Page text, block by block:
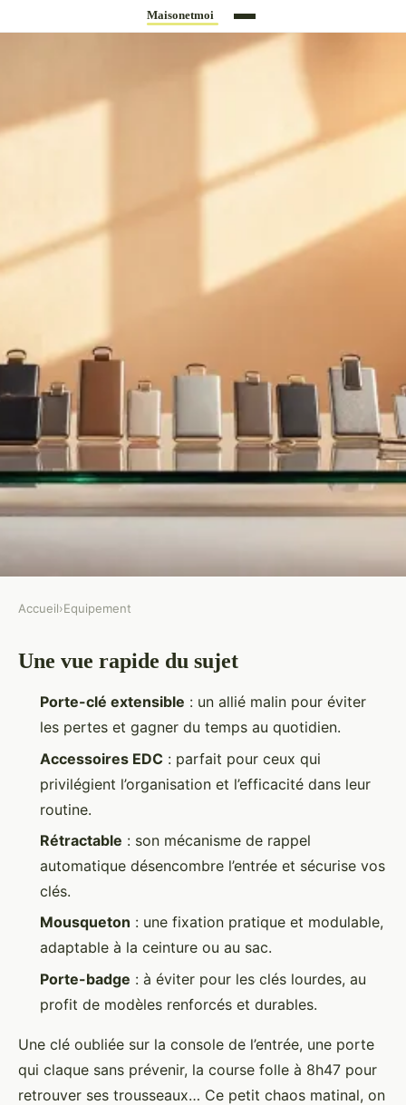
EQUIPEMENT
Top 5 porte-clés extensibles à
découvrir et acheter en 2023
Fabien•31/03/2026 08:46 •9 min de lecture
Accueil›Equipement
Une vue rapide du sujet
Porte-clé extensible : un allié malin pour éviter
les pertes et gagner du temps au quotidien.
Accessoires EDC : parfait pour ceux qui
privilégient l’organisation et l’efficacité dans leur
routine.
Rétractable : son mécanisme de rappel
automatique désencombre l’entrée et sécurise vos
clés.
Mousqueton : une fixation pratique et modulable,
adaptable à la ceinture ou au sac.
Porte-badge : à éviter pour les clés lourdes, au
profit de modèles renforcés et durables.
Une clé oubliée sur la console de l’entrée, une porte
qui claque sans prévenir, la course folle à 8h47 pour
retrouver ses trousseaux… Ce petit chaos matinal, on